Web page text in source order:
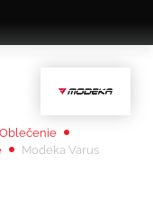
Oblečenie
Modeka Varus